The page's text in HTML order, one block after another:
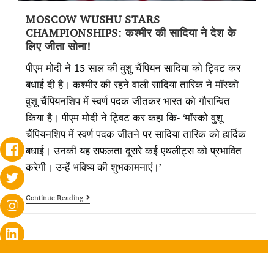
MOSCOW WUSHU STARS
CHAMPIONSHIPS: कश्मीर की सादिया ने देश के
लिए जीता सोना!
पीएम मोदी ने 15 साल की वुशु चैंपियन सादिया को ट्विट कर
बधाई दी है। कश्मीर की रहने वाली सादिया तारिक ने मॉस्को
वुशू चैंपियनशिप में स्वर्ण पदक जीतकर भारत को गौरान्वित
किया है। पीएम मोदी ने ट्विट कर कहा कि- ‘मॉस्को वुशू
चैंपियनशिप में स्वर्ण पदक जीतने पर सादिया तारिक को हार्दिक
बधाई। उनकी यह सफलता दूसरे कई एथलीट्स को प्रभावित
करेगी। उन्हें भविष्य की शुभकामनाएं।’
Continue Reading